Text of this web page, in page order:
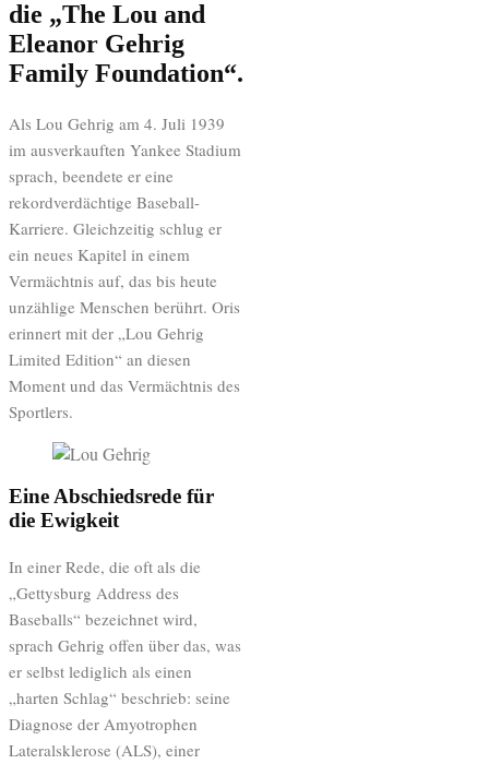
die „The Lou and
Eleanor Gehrig
Family Foundation“.
Als Lou Gehrig am 4. Juli 1939
im ausverkauften Yankee Stadium
sprach, beendete er eine
rekordverdächtige Baseball-
Karriere. Gleichzeitig schlug er
ein neues Kapitel in einem
Vermächtnis auf, das bis heute
unzählige Menschen berührt. Oris
erinnert mit der „Lou Gehrig
Limited Edition“ an diesen
Moment und das Vermächtnis des
Sportlers.
Eine Abschiedsrede für
die Ewigkeit
In einer Rede, die oft als die
„Gettysburg Address des
Baseballs“ bezeichnet wird,
sprach Gehrig offen über das, was
er selbst lediglich als einen
„harten Schlag“ beschrieb: seine
Diagnose der Amyotrophen
Lateralsklerose (ALS), einer